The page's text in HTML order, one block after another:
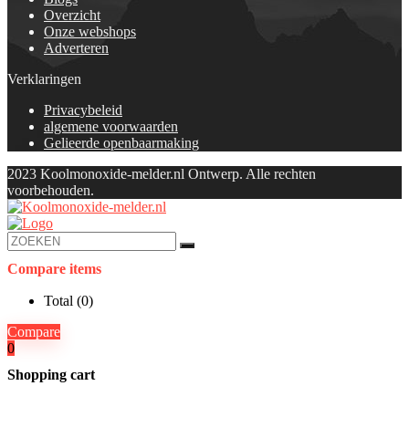
Overzicht
Onze webshops
Adverteren
Verklaringen
Privacybeleid
algemene voorwaarden
Gelieerde openbaarmaking
2023 Koolmonoxide-melder.nl Ontwerp. Alle rechten
voorbehouden.
Compare items
Total (0)
Compare
0
Shopping cart